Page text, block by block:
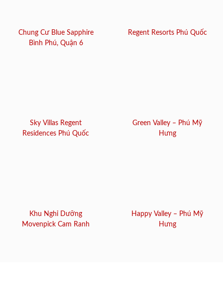
Chung Cư Blue Sapphire
Bình Phú, Quận 6
Regent Resorts Phú Quốc
Sky Villas Regent
Residences Phú Quốc
Green Valley – Phú Mỹ
Hưng
Khu Nghỉ Dưỡng
Movenpick Cam Ranh
Happy Valley – Phú Mỹ
Hưng